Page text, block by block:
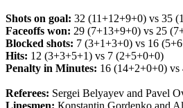
Shots on goal: 32 (11+12+9+0) vs 35
Faceoffs won: 29 (7+13+9+0) vs 25
Blocked shots: 7 (3+1+3+0) vs 16
Hits: 12 (3+3+5+1) vs 7 (2+5+0+0)
Penalty in Minutes: 16 (14+2+0+0)
Referees: Sergei Belyayev and Pavel
Linesmen: Кonstantin Gordenko and